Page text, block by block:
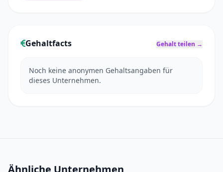
Gehaltfacts Gehalt teilen →
Noch keine anonymen Gehaltsangaben für
dieses Unternehmen.
Ähnliche Unternehmen